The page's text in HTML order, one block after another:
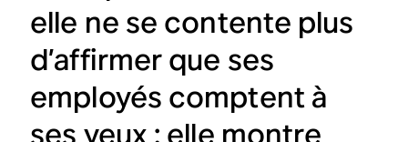
elle ne se contente plus
d’affirmer que ses
employés comptent à
ses yeux : elle montre